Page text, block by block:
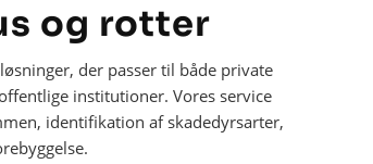
og rotter
der passer til både private
institutioner. Vores service
identifikation af skadedyrsarter,